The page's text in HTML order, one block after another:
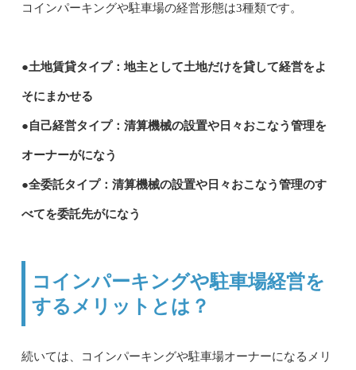
コインパーキングや駐車場の経営形態は3種類です。
●土地賃貸タイプ：地主として土地だけを貸して経営をよ
そにまかせる
●自己経営タイプ：清算機械の設置や日々おこなう管理を
オーナーがになう
●全委託タイプ：清算機械の設置や日々おこなう管理のす
べてを委託先がになう
コインパーキングや駐車場経営を
するメリットとは？
続いては、コインパーキングや駐車場オーナーになるメリ